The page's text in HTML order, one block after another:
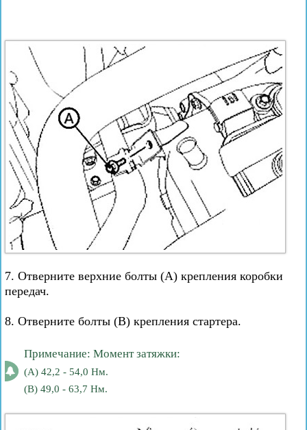
7. Отверните верхние болты (А) крепления коробки
передач.
8. Отверните болты (В) крепления стартера.
Примечание: Момент затяжки:
(A) 42,2 - 54,0 Нм.
(B) 49,0 - 63,7 Нм.